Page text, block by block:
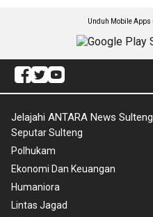
Unduh Mobile Apps
Jelajahi ANTARA News Sulteng
Seputar Sulteng
Polhukam
Ekonomi Dan Keuangan
Humaniora
Lintas Jagad